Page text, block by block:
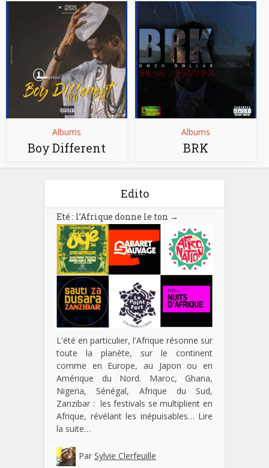
Albums
Boy Different
Albums
BRK
Edito
Eté : l’Afrique donne le ton →
L'été en particulier, l'Afrique résonne sur
toute la planète, sur le continent
comme en Europe, au Japon ou en
Amérique du Nord. Maroc, Ghana,
Nigeria, Sénégal, Afrique du Sud,
Zanzibar : les festivals se multiplient en
Afrique, révélant les inépuisables… Lire
la suite…
Par Sylvie Clerfeuille